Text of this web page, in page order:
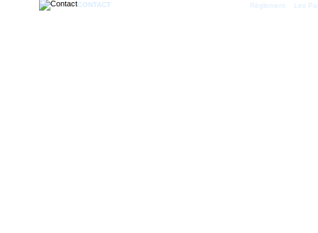
CONTACT Règlement Les